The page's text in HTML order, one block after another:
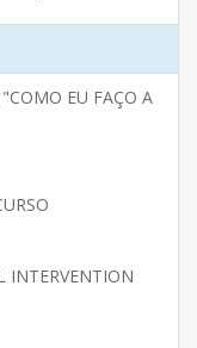
EU FAÇO A
INTERVENTION